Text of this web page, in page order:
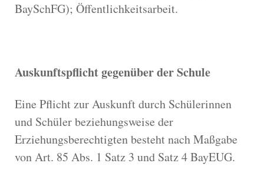
BaySchFG); Öffentlichkeitsarbeit.
Auskunftspflicht gegenüber der Schule
Eine Pflicht zur Auskunft durch Schülerinnen
und Schüler beziehungsweise der
Erziehungsberechtigten besteht nach Maßgabe
von Art. 85 Abs. 1 Satz 3 und Satz 4 BayEUG.